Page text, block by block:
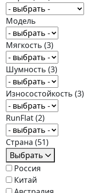
Модель
Мягкость (3)
Шумность (3)
Износостойкость (3)
RunFlat(2)
Страна (51)
Выбрать
Россия
Китай